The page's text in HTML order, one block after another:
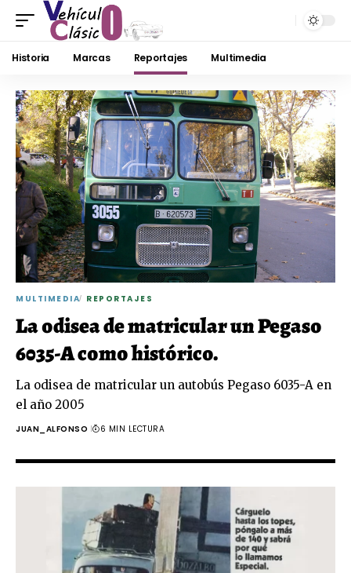
Historia Marcas Reportajes Multimedia
MULTIMEDIA REPORTAJES
La odisea de matricular un Pegaso
6035-A como histórico.
La odisea de matricular un autobús Pegaso 6035-A en
el año 2005
JUAN_ALFONSO 6 MIN LECTURA